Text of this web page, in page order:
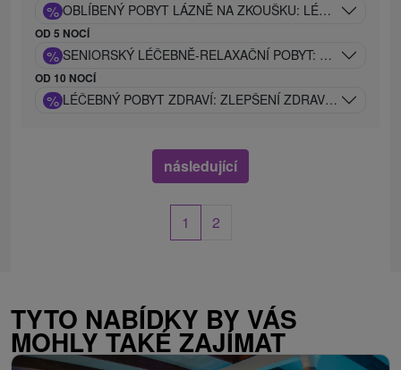
% OBLÍBENÝ POBYT LÁZNĚ NA ZKOUŠKU: LÉČEBNÝ
OD 5 NOCÍ
% SENIORSKÝ LÉČEBNĚ-RELAXAČNÍ POBYT: ZLATÉ DNY
OD 10 NOCÍ
% LÉČEBNÝ POBYT ZDRAVÍ: ZLEPŠENÍ ZDRAVOTNÍHO
následující
1 2
TYTO NABÍDKY BY VÁS
MOHLY TAKÉ ZAJÍMAT